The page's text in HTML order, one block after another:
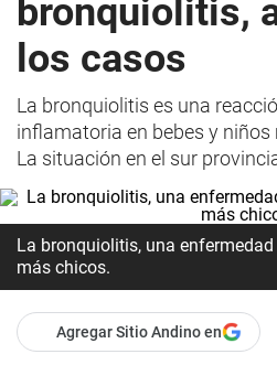
bronquiolitis,
los casos
La bronquiolitis es una
inflamatoria en bebes y niños
La situación en el sur
La bronquiolitis, una
más chicos.
Agregar Sitio Andino en